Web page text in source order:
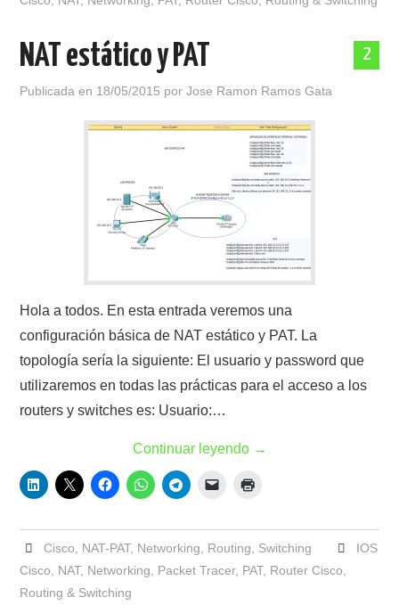
2
NAT estático y PAT
Publicada en 18/05/2015 porJose Ramon Ramos Gata
Hola a todos. En esta entrada veremos una
configuración básica de NAT estático y PAT. La
topología sería la siguiente: El usuario y password que
utilizaremos en todas las prácticas para el acceso a los
routers y switches es: Usuario:…
Continuar leyendo →
Cisco NAT-PAT, Networking Routing Switching
IOS
Cisco
NAT, Networking Packet Tracer, PAT, Router Cisco
Routing & Switching